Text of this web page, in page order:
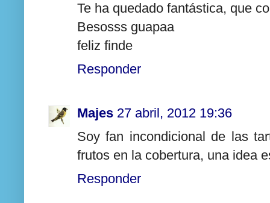
Te ha quedado fantástica, que
Besosss guapaa
feliz finde
Responder
Majes 27 abril, 2012 19:36
Soy fan incondicional de las
frutos en la cobertura, una idea
Responder